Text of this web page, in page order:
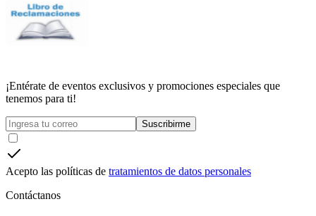
¡Entérate de eventos exclusivos y promociones especiales que
tenemos para ti!
Suscribirme
Acepto las políticas de tratamientos de datos personales
Contáctanos